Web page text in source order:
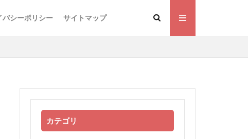
バシーポリシー サイトマップ
カテゴリ